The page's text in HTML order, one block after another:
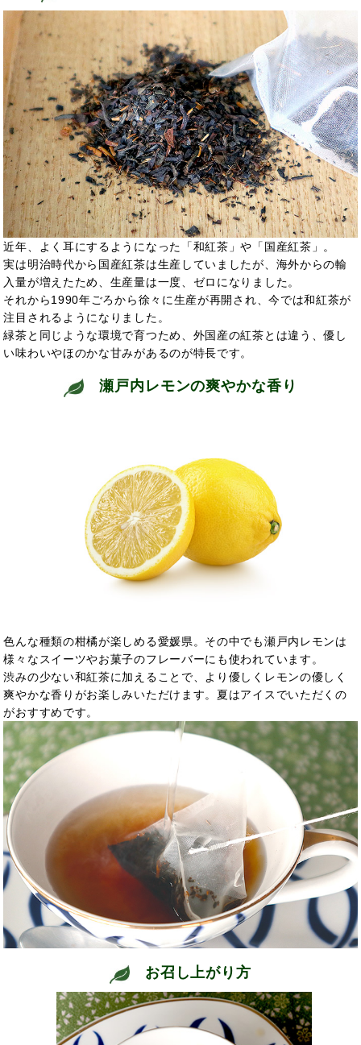
近年、よく耳にするようになった「和紅茶」や「国産紅茶」。
実は明治時代から国産紅茶は生産していましたが、海外からの輸
入量が増えたため、生産量は一度、ゼロになりました。
それから1990年ごろから徐々に生産が再開され、今では和紅茶が
注目されるようになりました。
緑茶と同じような環境で育つため、外国産の紅茶とは違う、優し
い味わいやほのかな甘みがあるのが特長です。
瀬戸内レモンの爽やかな香り
色んな種類の柑橘が楽しめる愛媛県。その中でも瀬戸内レモンは
様々なスイーツやお菓子のフレーバーにも使われています。
渋みの少ない和紅茶に加えることで、より優しくレモンの優しく
爽やかな香りがお楽しみいただけます。夏はアイスでいただくの
がおすすめです。
お召し上がり方